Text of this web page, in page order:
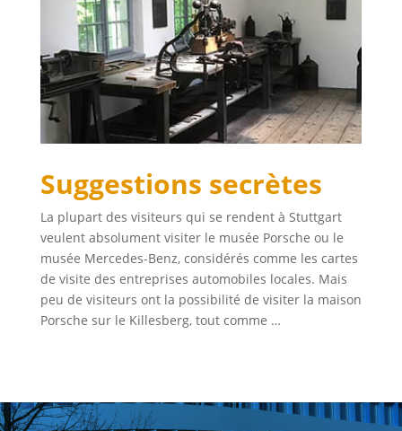
Suggestions secrètes
La plupart des visiteurs qui se rendent à Stuttgart
veulent absolument visiter le musée Porsche ou le
musée Mercedes-Benz, considérés comme les cartes
de visite des entreprises automobiles locales. Mais
peu de visiteurs ont la possibilité de visiter la maison
Porsche sur le Killesberg, tout comme …